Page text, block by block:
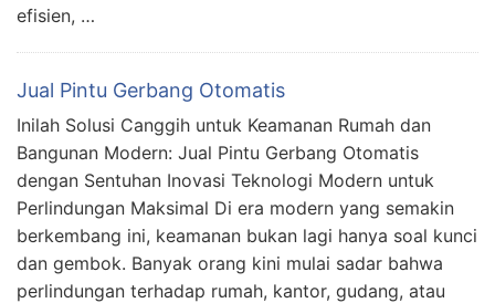
efisien, …
Jual Pintu Gerbang Otomatis
Inilah Solusi Canggih untuk Keamanan Rumah dan
Bangunan Modern: Jual Pintu Gerbang Otomatis
dengan Sentuhan Inovasi Teknologi Modern untuk
Perlindungan Maksimal Di era modern yang semakin
berkembang ini, keamanan bukan lagi hanya soal kunci
dan gembok. Banyak orang kini mulai sadar bahwa
perlindungan terhadap rumah, kantor, gudang, atau